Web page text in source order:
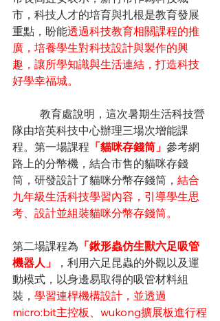
市，科技人才的培育與扎根是教育發展
重點 ，盼能透過科技教育相關課程的推
廣，培養學生對科技設計與製作的興
趣，讓所學知識與生活連結，打造科技
好學幸福城。
隊由培英科技中心辦理三場次增能課
程。第一場課程 「貓咪存錢筒」 參考網
路上的分幣機，結合市售的貓咪存錢
筒，研發設計了貓咪分幣存錢筒， 結合
九年級生活科技學習內容，引導學生思
考、設計並組裝貓咪分幣存錢筒。
第二場課程為 「鍬形蟲仿生獸六足吸管
機器人」
，利用六足昆蟲的外觀以及運
動模式，以身邊易取得的吸管材料組
裝， 學習連桿機構設計，並透過
micro:bit主控板、wukong擴展板進行程